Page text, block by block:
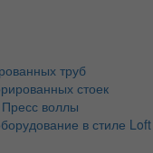
труб
стоек
воллы
в стиле Loft